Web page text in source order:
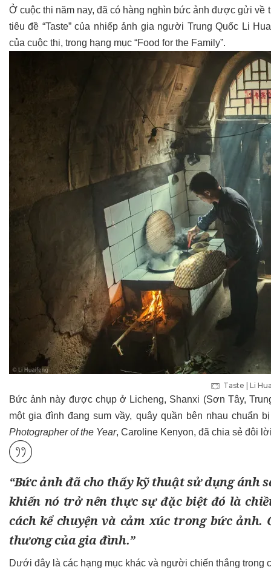
Ở cuộc thi năm nay, đã có hàng nghìn bức ảnh được gửi
tiêu đề “Taste” của nhiếp ảnh gia người Trung Quốc Li
của cuộc thi, trong hạng mục “Food for the Family”.
Taste | Li
Bức ảnh này được chụp ở Licheng, Shanxi (Sơn Tây,
một gia đình đang sum vầy, quây quần bên nhau
Photographer of the Year, Caroline Kenyon, đã chia sẻ đôi
“Bức ảnh đã cho thấy kỹ thuật sử dụng ánh
khiến nó trở nên thực sự đặc biệt đó là
cách kể chuyện và cảm xúc trong bức
thương của gia đình.”
Dưới đây là các hạng mục khác và người chiến thắng trong